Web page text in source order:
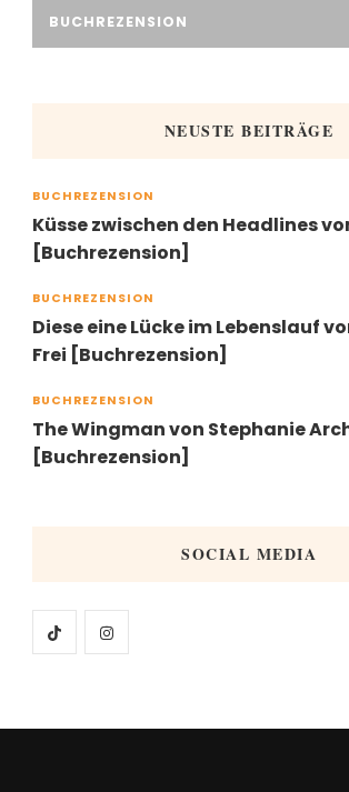
BUCHREZENSION
NEUSTE BEITRÄGE
BUCHREZENSION
Küsse zwischen den Headlines
[Buchrezension]
BUCHREZENSION
Diese eine Lücke im Lebenslauf
Frei [Buchrezension]
BUCHREZENSION
The Wingman von Stephanie
[Buchrezension]
SOCIAL MEDIA